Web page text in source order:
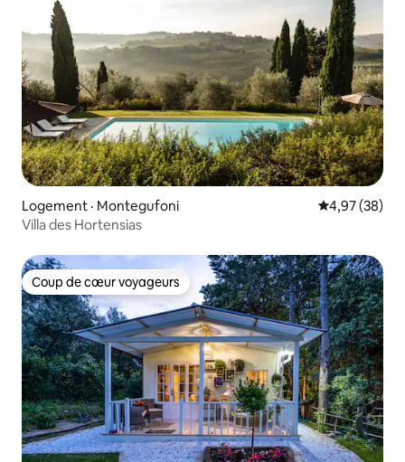
Logement · Montegufoni Note
4,97 (38)
Villa des Hortensias
Coup de cœur voyageurs
Coup de cœur voyageurs